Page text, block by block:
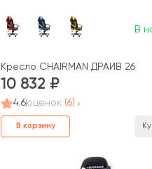
В
Кресло CHAIRMAN ДРАЙВ 26
10 832
4.6оценок (6)
В корзину